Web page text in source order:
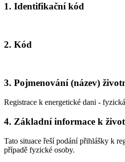
1. Identifikační kód
2. Kód
3. Pojmenování (název)
Registrace k energetické dani -
4. Základní informace k
Tato situace řeší podání přihlášky k
případě fyzické osoby.